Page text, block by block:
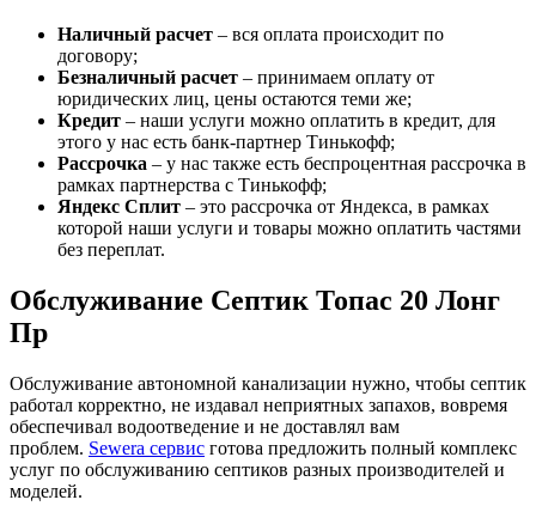
Наличный расчет – вся оплата происходит по
договору;
Безналичный расчет – принимаем оплату от
юридических лиц, цены остаются теми же;
Кредит – наши услуги можно оплатить в кредит, для
этого у нас есть банк-партнер Тинькофф;
Рассрочка – у нас также есть беспроцентная рассрочка в
рамках партнерства с Тинькофф;
Яндекс Сплит – это рассрочка от Яндекса, в рамках
которой наши услуги и товары можно оплатить частями
без переплат.
Обслуживание Септик Топас 20 Лонг
Пр
Обслуживание автономной канализации нужно, чтобы септик
работал корректно, не издавал неприятных запахов, вовремя
обеспечивал водоотведение и не доставлял вам
проблем. Sewera сервис готова предложить полный комплекс
услуг по обслуживанию септиков разных производителей и
моделей.